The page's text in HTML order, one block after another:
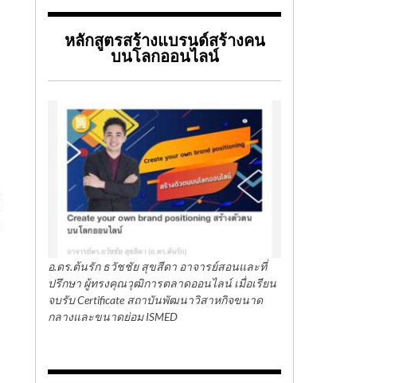
หลักสูตรสร้างแบรนด์สร้างคน
บนโลกออนไลน์
อ.ดร.ต้นรัก ธวัชชัย สุขสีดา อาจารย์สอนและที่
ปรึกษา ผู้ทรงคุณวุฒิการตลาดออนไลน์ เมื่อเรียน
จบรับ Certificate สถาบันพัฒนาวิสาหกิจขนาด
กลางและขนาดย่อม ISMED